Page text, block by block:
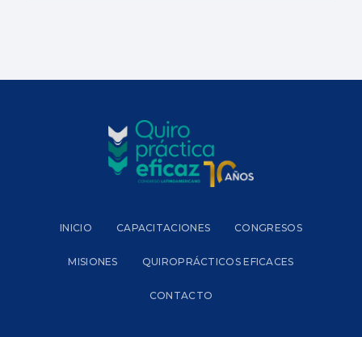
INICIO CAPACITACIONES CONGRESOS
MISIONES QUIROPRÁCTICOS EFICACES
CONTACTO